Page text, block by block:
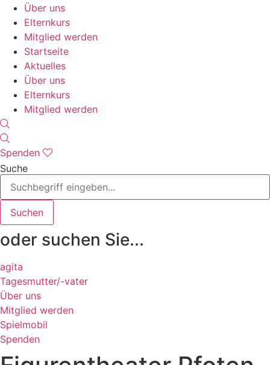
Über uns
Elternkurs
Mitglied werden
Startseite
Aktuelles
Über uns
Elternkurs
Mitglied werden
Spenden
Suche
Suchen
oder suchen Sie...
agita
Tagesmutter/-vater
Über uns
Mitglied werden
Spielmobil
Spenden